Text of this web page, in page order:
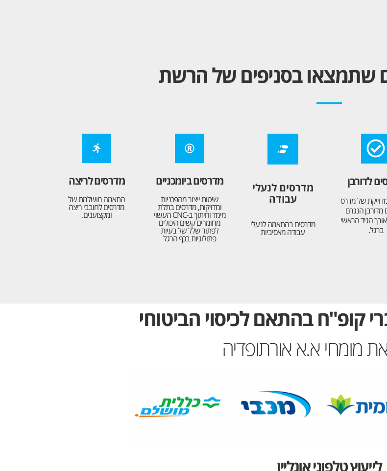
שתמצאו בסניפים של הרשת
לדורבן
של מדרס
מדורבן הנגרם
הגיד הראשי
ברגל.
מדרסים לנעלי
עבודה
מדרסים בהתאמה לנעלי
עבודה מאסיביות
מדרסים ביומכניים
שיטות ייצור מהפכניות
ומדויקות, מדרסים בתלת
מימד וחיתוך ב-CNC העשוי
מחומרים קשים היכולים
לפתור שלל של בעיות
פתולוגיות בכף הרגל
מדרסים לריצה
התאמה מושלמת של
מדרסים לחובבי ריצה
ומקצוענים.
קופ"ח בהתאם לכיסוי הביטוחי
מומחי א.א אורתופדיה
לייעוץ טלפוני אונליין